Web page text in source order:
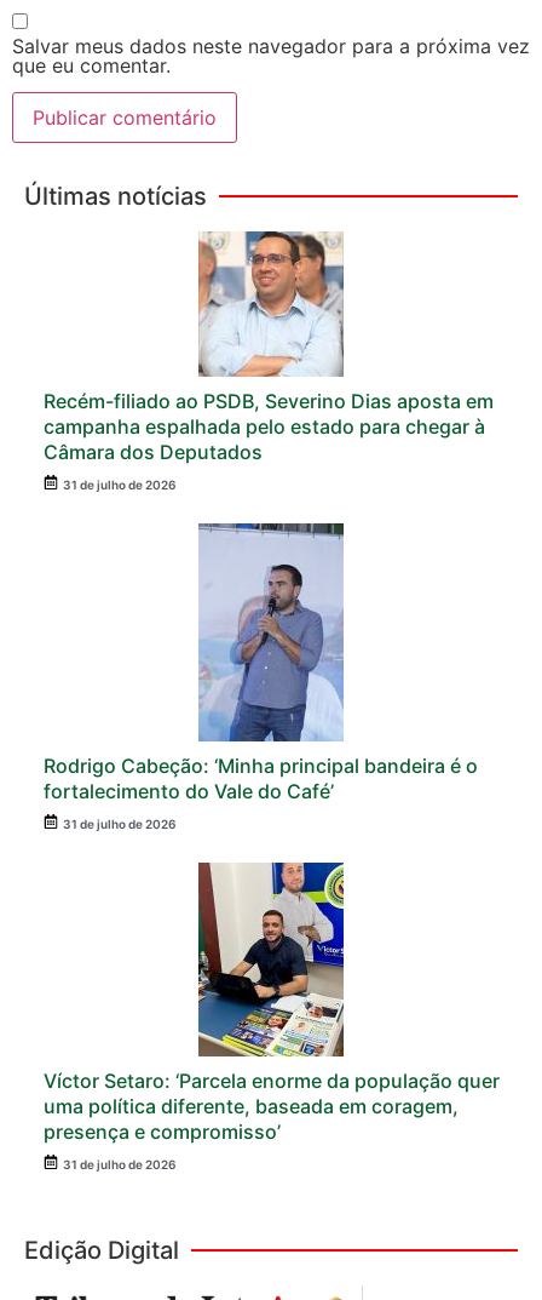
Salvar meus dados neste navegador para a próxima vez
que eu comentar.
Últimas notícias
Recém-filiado ao PSDB, Severino Dias aposta em
campanha espalhada pelo estado para chegar à
Câmara dos Deputados
31 de julho de 2026
Rodrigo Cabeção: ‘Minha principal bandeira é o
fortalecimento do Vale do Café’
31 de julho de 2026
Víctor Setaro: ‘Parcela enorme da população quer
uma política diferente, baseada em coragem,
presença e compromisso’
31 de julho de 2026
Edição Digital